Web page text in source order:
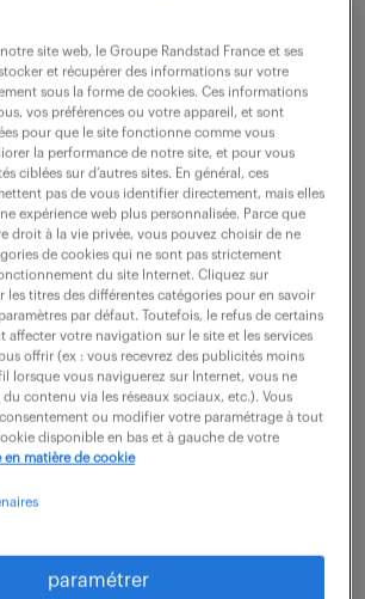
aucune
semaine par mail les offres qui
à votre dernière recherche.
nous
site web, le Groupe Randstad France et ses
et récupérer des informations sur votre
sous la forme de cookies. Ces informations
vos préférences ou votre appareil, et sont
pour que le site fonctionne comme vous
la performance de notre site, et pour vous
ciblées sur d’autres sites. En général, ces
pas de vous identifier directement, mais elles
expérience web plus personnalisée. Parce que
droit à la vie privée, vous pouvez choisir de ne
de cookies qui ne sont pas strictement
du site Internet. Cliquez sur
les titres des différentes catégories pour en savoir
par défaut. Toutefois, le refus de certains
affecter votre navigation sur le site et les services
offrir (ex : vous recevrez des publicités moins
lorsque vous naviguerez sur Internet, vous ne
contenu via les réseaux sociaux, etc.). Vous
ou modifier votre paramétrage à tout
disponible en bas et à gauche de votre
en matière de cookie
paramétrer